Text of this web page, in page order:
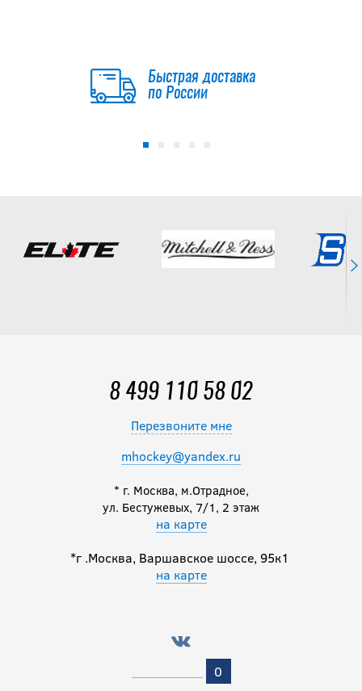
Быстрая доставка
по России
8 499 110 58 02
Перезвоните мне
mhockey@yandex.ru
* г. Москва, м.Отрадное,
ул. Бестужевых, 7/1, 2 этаж
на карте
*г .Москва, Варшавское шоссе, 95к1
на карте
0